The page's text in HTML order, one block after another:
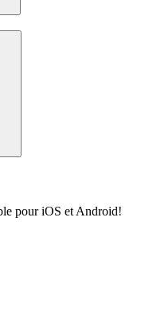
pour iOS et Android!